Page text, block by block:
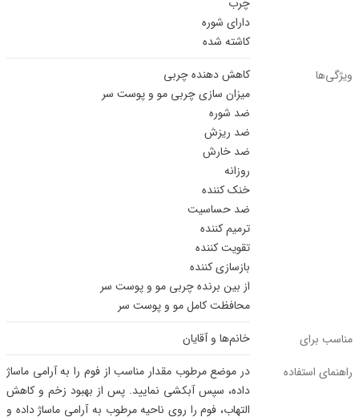
دارای شوره
کاشته شده
ویژگی‌ها
کاهش دهنده چربی
میزان سازی چربی مو و پوست سر
ضد شوره
ضد ریزش
ضد خارش
روزانه
خنک کننده
ضد حساسیت
ترمیم کننده
تقویت کننده
بازسازی کننده
از بین برنده چربی مو و پوست سر
محافظت کامل مو و پوست سر
مناسب برای
خانم‌ها و آقایان
راهنمای استفاده
در موضع مرطوب مقدار مناسب از فوم را به آرامی ماساژ
داده، سپس آبکشی نمایید. پس از بهبود زخم و کاهش
التهاب، فوم را روی ناحیه مرطوب به آرامی ماساژ داده و